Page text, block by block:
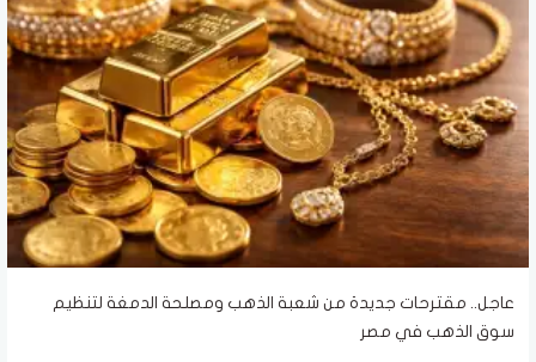
عاجل.. مقترحات جديدة من شعبة الذهب ومصلحة الدمغة لتنظيم
سوق الذهب في مصر